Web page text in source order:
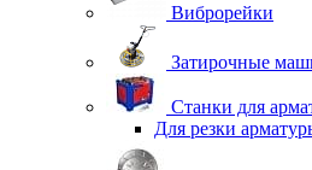
Виброрейки
Затирочные
Станки для
Для резки